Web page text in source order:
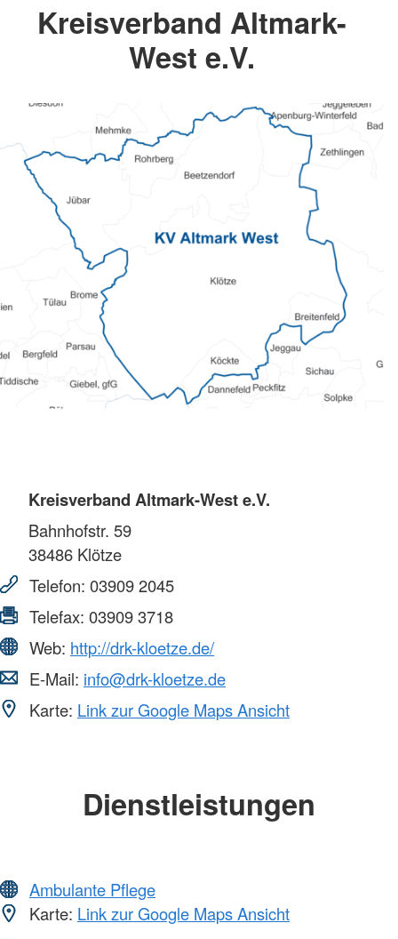
Kreisverband Altmark-
West e.V.
Kreisverband Altmark-West e.V.
Bahnhofstr. 59
38486 Klötze
Telefon: 03909 2045
Telefax: 03909 3718
Web: http://drk-kloetze.de/
E-Mail: info@drk-kloetze.de
Karte: Link zur Google Maps Ansicht
Dienstleistungen
Ambulante Pflege
Karte: Link zur Google Maps Ansicht